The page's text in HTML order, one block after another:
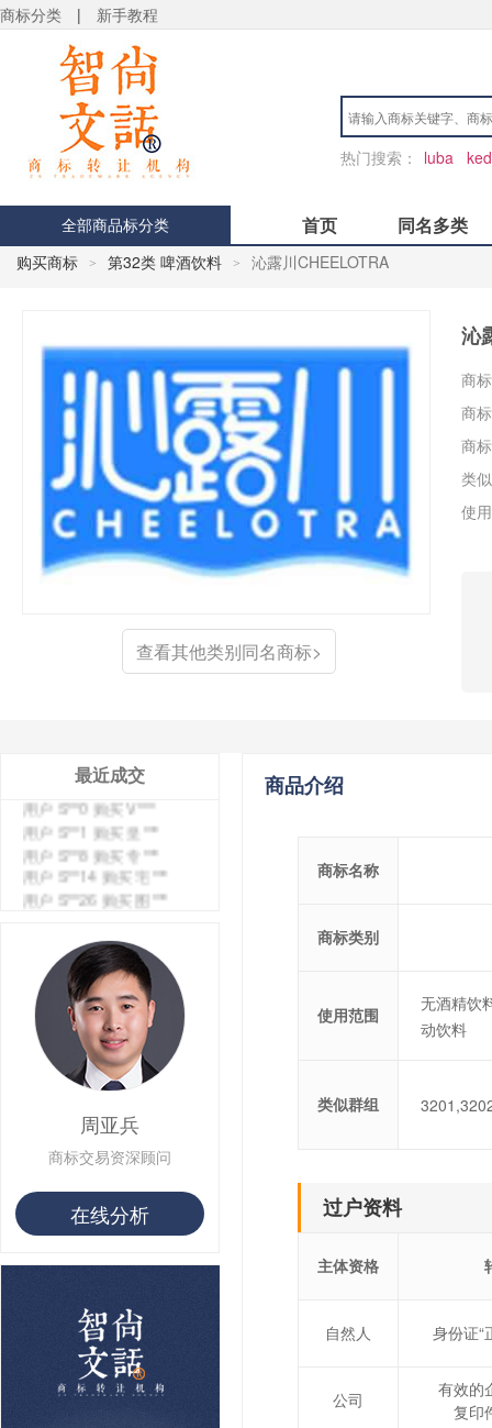
商标分类 | 新手教程
热门搜索： luba ked
全部商品标分类 首页 同名多类
购买商标 > 第32类 啤酒饮料 > 沁露川CHEELOTRA
查看其他类别同名商标>
沁
商
商
商
类
使
最近成交
用户 S**4 购买 天***
用户 S**6 购买 七***
用户 S**0 购买 冠***
用户 S**9 购买 停***
用户 S**0 购买 V***
用户 S**1 购买 皇***
用户 S**8 购买 专***
用户 S**14 购买 宅***
用户 S**26 购买 图***
用户 S**10 购买 侯***
用户 S**25 购买 水***
用户 S**33 购买 巴***
用户 S**80 购买 王***
用户 S**19 购买 T***
用户 S**22 购买 茶***
用户 S**68 购买 俏***
周亚兵
商标交易资深顾问
在线分析
商品介绍
商标名称
商标类别
使用范围
无酒精饮
动饮料
类似群组
过户资料
主体资格
自然人 身份证“
公司
有效的
复印